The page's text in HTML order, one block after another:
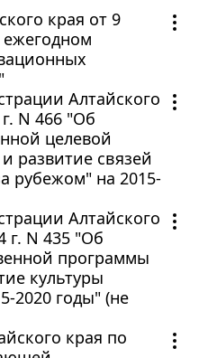
края от 9
ежегодном
Алтайского
N 466 "Об
целевой
развитие связей
рубежом" на 2015-
Алтайского
г. N 435 "Об
программы
культуры
2020 годы" (не
края по